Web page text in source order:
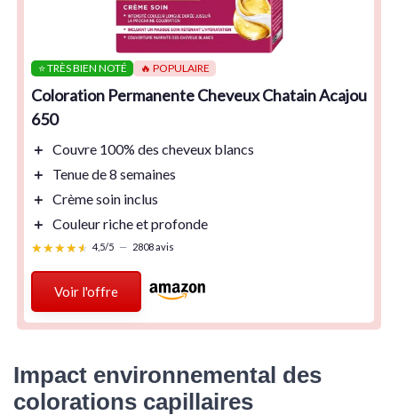
⭐ TRÈS BIEN NOTÉ 🔥 POPULAIRE
Coloration Permanente Cheveux Chatain Acajou
650
＋ Couvre 100% des cheveux blancs
＋
Tenue de 8 semaines
＋ Crème soin inclus
＋ Couleur riche et profonde
★★★★★
★★★★★ 4,5/5 — 2808 avis
Voir l'offre
Impact environnemental des
colorations capillaires